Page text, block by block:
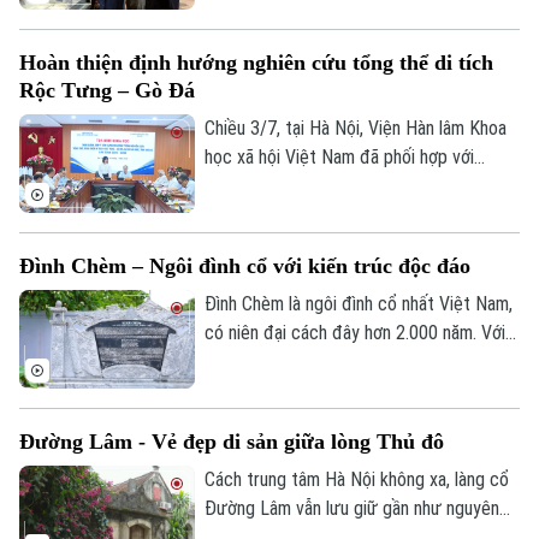
Liên hệ đường dây nóng (bấm để gọi)
Tòa soạn
tại triển lãm "Quốc Tử Giám trong nghệ
Tiền đường, nhân dịp kỷ niệm 950 năm
thành lập Quốc Tử Giám.
Hoàn thiện định hướng nghiên cứu tổng thể di tích
Rộc Tưng – Gò Đá
Chiều 3/7, tại Hà Nội, Viện Hàn lâm Khoa
học xã hội Việt Nam đã phối hợp với
tích Rộc Tưng - Gò Đá, Đá cũ An Khê giai
đoạn 2026-2030.
Đình Chèm – Ngôi đình cổ với kiến trúc độc đáo
Đình Chèm là ngôi đình cổ nhất Việt Nam,
có niên đại cách đây hơn 2.000 năm. Với
Quốc gia.
Đường Lâm - Vẻ đẹp di sản giữa lòng Thủ đô
Cách trung tâm Hà Nội không xa, làng cổ
Đường Lâm vẫn lưu giữ gần như nguyên